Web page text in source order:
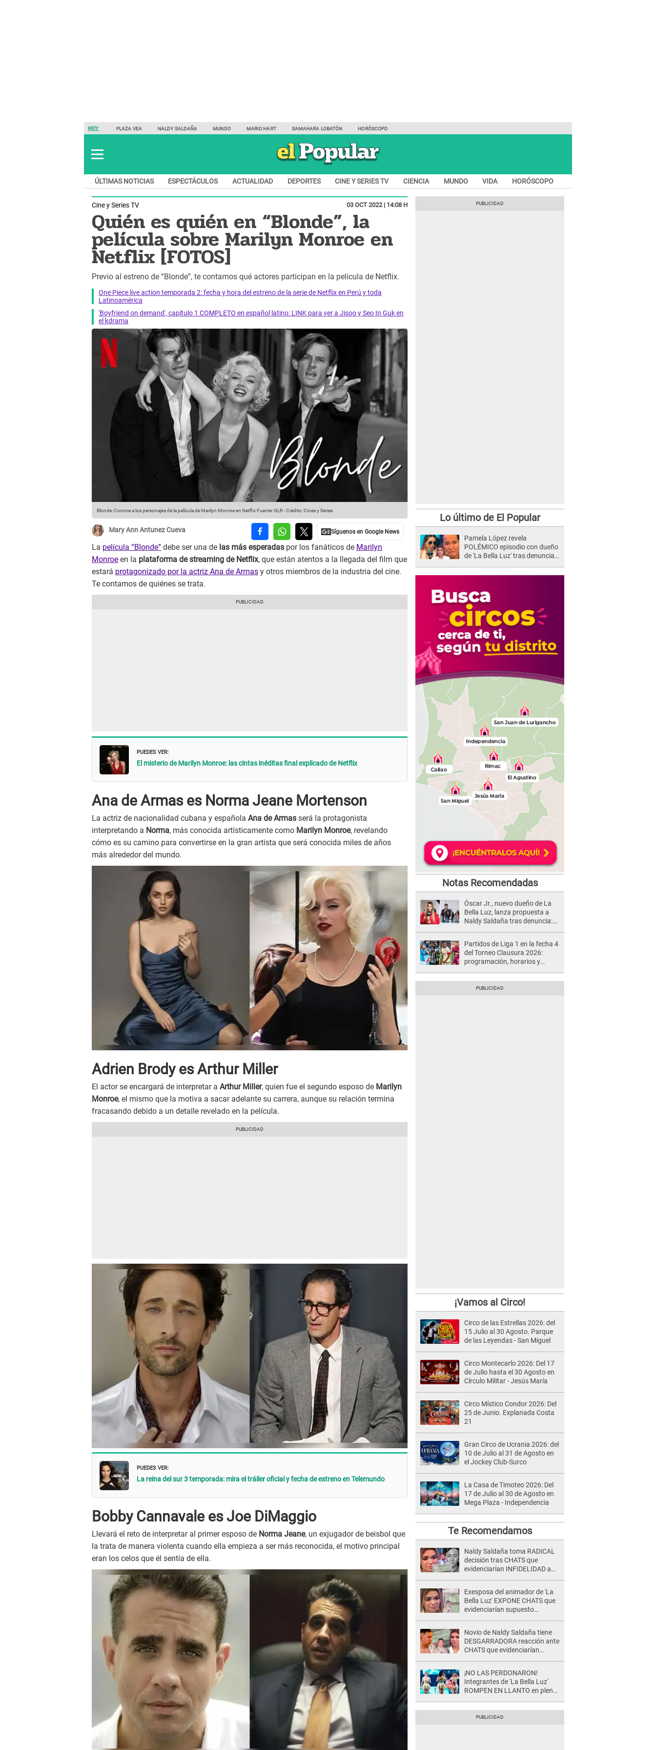
HOY: PLAZA VEA NALDY SALDAÑA MUNDO MARIO HART SAMAHARA LOBATÓN HORÓSCOPO
ÚLTIMAS NOTICIAS ESPECTÁCULOS ACTUALIDAD DEPORTES CINE Y SERIES TV CIENCIA MUNDO VIDA HORÓSCOPO
Cine y Series TV 03 OCT 2022 | 14:08 H
Quién es quién en “Blonde”, la
película sobre Marilyn Monroe en
Netflix [FOTOS]
Previo al estreno de “Blonde”, te contamos qué actores participan en la película de Netflix.
One Piece live action temporada 2: fecha y hora del estreno de la serie de Netflix en Perú y toda
Latinoamérica
'Boyfriend on demand', capítulo 1 COMPLETO en español latino: LINK para ver a Jisoo y Seo In Guk en
el kdrama
Blonde: Conoce a los personajes de la película de Marilyn Monroe en Netflix Fuente: GLR-Crédito: Cines y Series
Mary Ann Antunez Cueva
La película “Blonde” debe ser una de las más esperadas por los fanáticos de Marilyn
Monroe en la plataforma de streaming de Netflix, que están atentos a la llegada del film que
estará protagonizado por la actriz Ana de Armas y otros miembros de la industria del cine.
Te contamos de quiénes se trata.
PUEDES VER:
El misterio de Marilyn Monroe: las cintas inéditas final explicado de Netflix
Ana de Armas es Norma Jeane Mortenson
La actriz de nacionalidad cubana y española Ana de Armas será la protagonista
interpretando a Norma, más conocida artísticamente como Marilyn Monroe, revelando
cómo es su camino para convertirse en la gran artista que será conocida miles de años
más alrededor del mundo.
Adrien Brody es Arthur Miller
El actor se encargará de interpretar a Arthur Miller, quien fue el segundo esposo de Marilyn
Monroe, el mismo que la motiva a sacar adelante su carrera, aunque su relación termina
fracasando debido a un detalle revelado en la película.
PUEDES VER:
La reina del sur 3 temporada: mira el tráiler oficial y fecha de estreno en Telemundo
Bobby Cannavale es Joe DiMaggio
Llevará el reto de interpretar al primer esposo de Norma Jeane, un exjugador de beisbol que
la trata de manera violenta cuando ella empieza a ser más reconocida, el motivo principal
eran los celos que él sentía de ella.
Lo último de El Popular
Pamela López revela
POLÉMICO episodio con dueño
de 'La Bella Luz' tras denuncia
Notas Recomendadas
Óscar Jr., nuevo dueño de La
Bella Luz, lanza propuesta a
Naldy Saldaña tras denuncia:
Partidos de Liga 1 en la fecha 4
del Torneo Clausura 2026:
programación, horarios y
¡Vamos al Circo!
Circo de las Estrellas 2026: del
15 Julio al 30 Agosto. Parque
de las Leyendas - San Miguel
Circo Montecarlo 2026: Del 17
de Julio hasta el 30 Agosto en
Círculo Militar - Jesús María
Circo Místico Condor 2026: Del
25 de Junio. Explanada Costa
21
Gran Circo de Ucrania 2026: del
10 de Julio al 31 de Agosto en
el Jockey Club-Surco
La Casa de Timoteo 2026: Del
17 de Julio al 30 de Agosto en
Mega Plaza - Independencia
Te Recomendamos
Naldy Saldaña toma RADICAL
decisión tras CHATS que
evidenciarían INFIDELIDAD a
Exesposa del animador de 'La
Bella Luz' EXPONE CHATS que
evidenciarían supuesto
Novio de Naldy Saldaña tiene
DESGARRADORA reacción ante
CHATS que evidenciarían
¡NO LAS PERDONARON!
Integrantes de 'La Bella Luz'
ROMPEN EN LLANTO en pleno